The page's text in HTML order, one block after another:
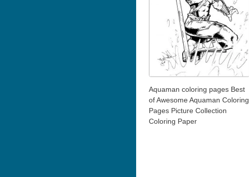
Aquaman coloring pages Best
of Awesome Aquaman Coloring
Pages Picture Collection
Coloring Paper